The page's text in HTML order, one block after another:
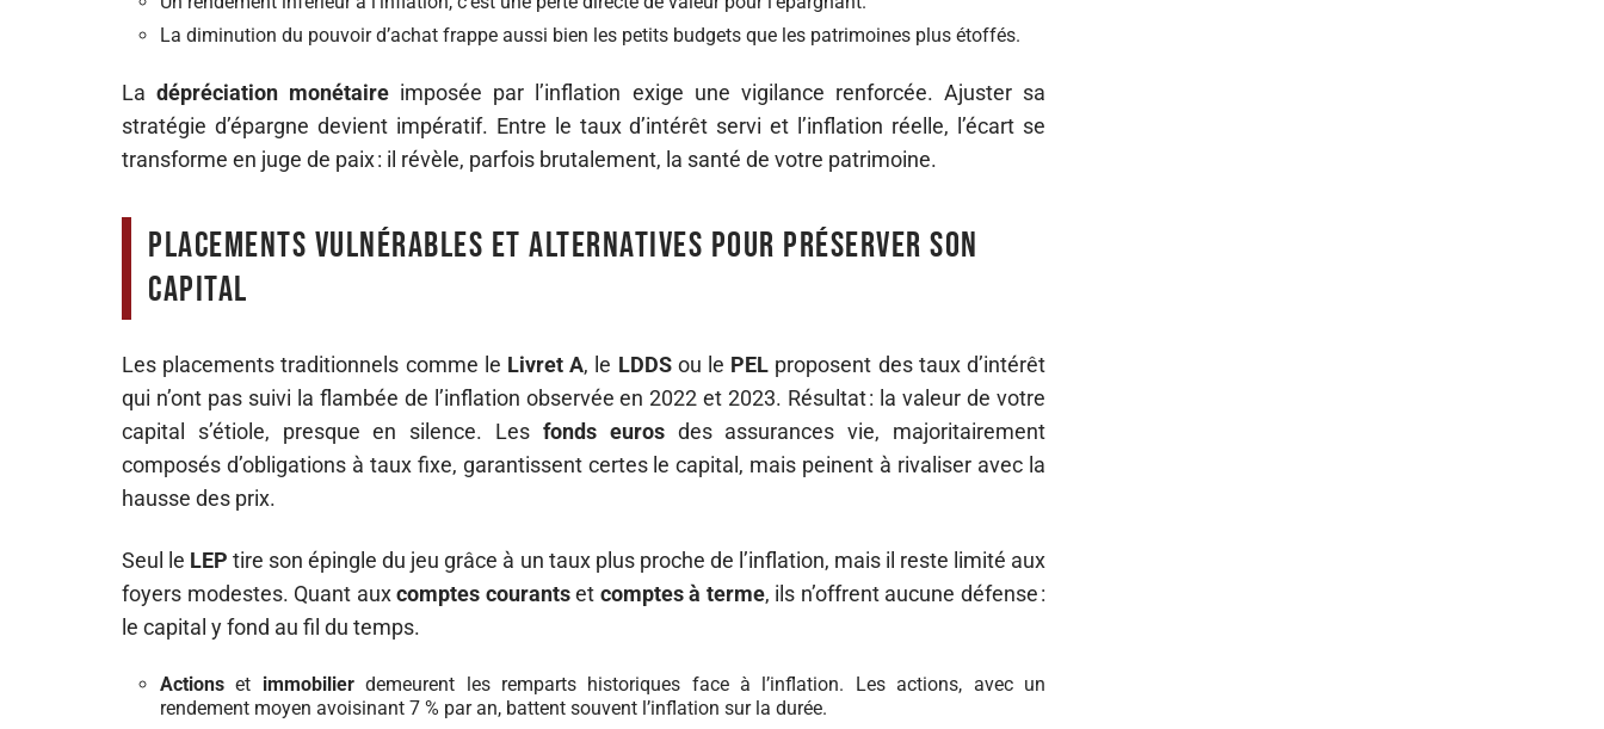
La diminution du pouvoir d’achat frappe aussi bien les petits budgets que les patrimoines plus étoffés.
Ladépréciation monétaire imposée par l’inflation exige une vigilance renforcée. Ajuster sa
stratégie d’épargne devient impératif. Entre le taux d’intérêt servi et l’inflation réelle, l’écart se
transforme en juge de paix : il révèle, parfois brutalement, la santé de votre patrimoine.
Placements vulnérables et alternatives pour préserver son
capital
Les placements traditionnels comme le Livret A, le LDDSou le PEL proposent des taux d’intérêt
qui n’ont pas suivi la flambée de l’inflation observée en 2022 et 2023. Résultat : la valeur de votre
capital s’étiole, presque en silence. Les fonds eurosdes assurances vie, majoritairement
composés d’obligations à taux fixe, garantissent certes le capital, mais peinent à rivaliser avec la
hausse des prix.
Seul le LEP tire son épingle du jeu grâce à un taux plus proche de l’inflation, mais il reste limité aux
foyers modestes. Quant auxcomptes courantset comptes à terme, ils n’offrent aucune défense :
le capital y fond au fil du temps.
Actions et immobilierdemeurent les remparts historiques face à l’inflation. Les actions, avec un
rendement moyen avoisinant 7 % par an, battent souvent l’inflation sur la durée.